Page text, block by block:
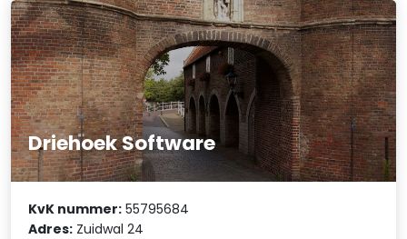
Driehoek Software
KvK nummer: 55795684
Adres: Zuidwal 24